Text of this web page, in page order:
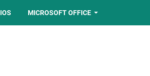
IOS MICROSOFT OFFICE